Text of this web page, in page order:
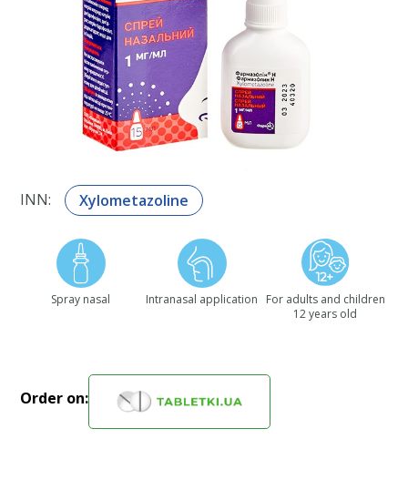
INN: Xylometazoline
Spray nasal Intranasal application
For adults and children
12 years old
Order on: